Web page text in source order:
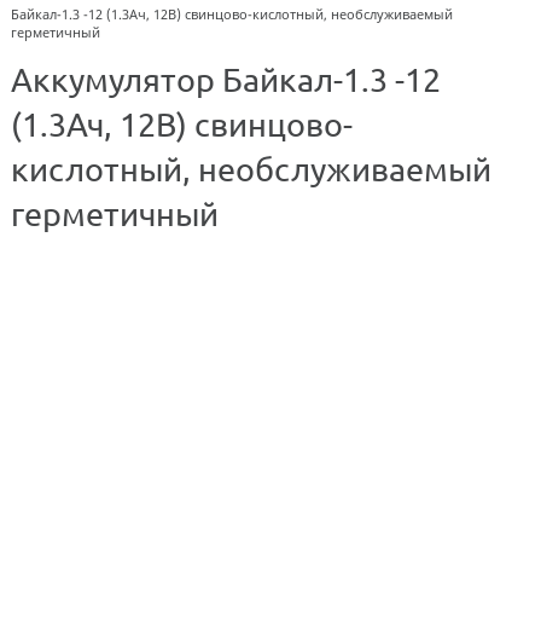
Байкал-1.3 -12 (1.3Ач, 12В) свинцово-кислотный, необслуживаемый
герметичный
Аккумулятор Байкал-1.3 -12
(1.3Ач, 12В) свинцово-
кислотный, необслуживаемый
герметичный